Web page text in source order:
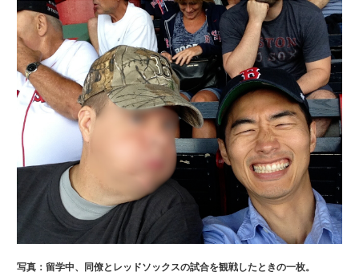
写真：留学中、同僚とレッドソックスの試合を観戦したときの一枚。